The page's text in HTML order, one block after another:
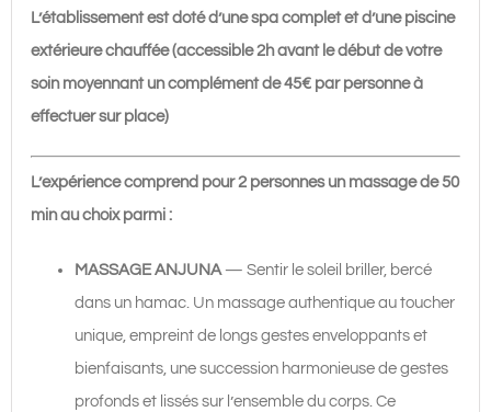
L’établissement est doté d’une spa complet et d’une piscine
extérieure chauffée (accessible 2h avant le début de votre
soin moyennant un complément de 45€ par personne à
effectuer sur place)
L’expérience comprend pour 2 personnes un massage de 50
min au choix parmi :
MASSAGE ANJUNA — Sentir le soleil briller, bercé
dans un hamac. Un massage authentique au toucher
unique, empreint de longs gestes enveloppants et
bienfaisants, une succession harmonieuse de gestes
profonds et lissés sur l’ensemble du corps. Ce